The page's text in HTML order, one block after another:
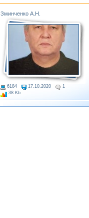
Зминченко А.Н.
6184 17.10.2020
1
38 Kb